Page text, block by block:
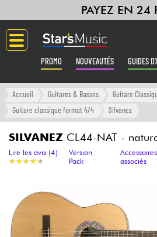
PAYEZ EN 24
PROMO NOUVEAUTÉS GUIDES
Langue
Amplis & Effets
Accueil Guitares & Basses
Guitare
Guitare classique format 4/4
Silvanez
SILVANEZ CL44-NAT -
★★★★★
★★★★★
Lire les avis (4)
Version
Pack
Accessoires
associés